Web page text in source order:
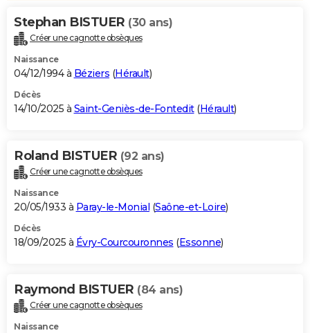
Alimentation
Guide de la santé
Maladies
Médicaments
Sommeil
VOYAGE
Destinations
City break
Voyage nature
Voyage de noces
Forum
Climat
+PHOTO
GUIDES D'ACHAT
BONS PLANS
Carte de Noël
Carte Bonne année
Carte Saint-Valentin
Carte Pâques
Carte d'anniversaire
DICTIONNAIRE
Dictionnaire
Biographies
Citations
Expressions
Proverbes
PROGRAMME TV
S'inscrire
Se connecter
Lycées
Collèges
Primaires
Universités
Entreprises
Service militaire
Avis de recherche
AVIS DE DÉCÈS
Bricolage
Lifestyle
Culture
Sport
Auto
Television
Voyage
Cinema
Stephan BISTUER (30 ans)
Créer une cagnotte obsèques
Naissance
04/12/1994 à Béziers (Hérault)
Décès
14/10/2025 à Saint-Geniès-de-Fontedit(Hérault)
Roland BISTUER (92 ans)
Créer une cagnotte obsèques
Naissance
20/05/1933 à Paray-le-Monial (Saône-et-Loire)
Décès
18/09/2025 à Évry-Courcouronnes (Essonne)
Raymond BISTUER (84 ans)
Créer une cagnotte obsèques
Naissance